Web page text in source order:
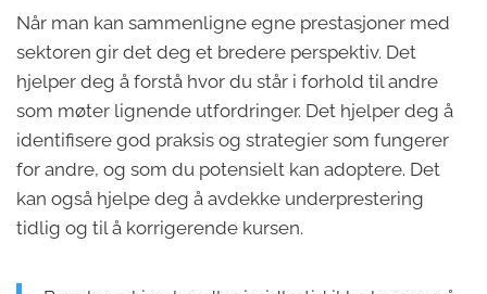
Når man kan sammenligne egne prestasjoner med
sektoren gir det deg et bredere perspektiv. Det
hjelper deg å forstå hvor du står i forhold til andre
som møter lignende utfordringer. Det hjelper deg å
identifisere god praksis og strategier som fungerer
for andre, og som du potensielt kan adoptere. Det
kan også hjelpe deg å avdekke underprestering
tidlig og til å korrigerende kursen.